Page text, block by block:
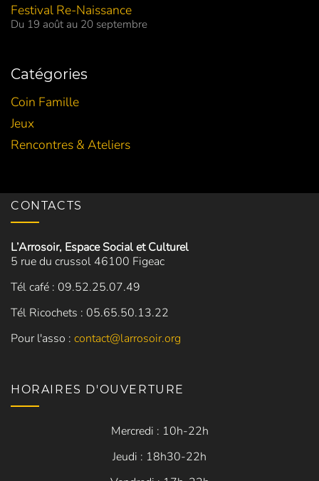
Festival Re-Naissance
Du 19 août au 20 septembre
Catégories
Coin Famille
Jeux
Rencontres & Ateliers
CONTACTS
L’Arrosoir, Espace Social et Culturel
5 rue du crussol 46100 Figeac
Tél café : 09.52.25.07.49
Tél Ricochets : 05.65.50.13.22
Pour l'asso : contact@larrosoir.org
HORAIRES D'OUVERTURE
Mercredi : 10h-22h
Jeudi : 18h30-22h